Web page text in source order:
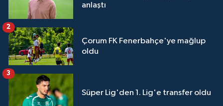
anlaştı
Çorum FK Fenerbahçe'ye mağlup
oldu
2
Süper Lig'den 1. Lig'e transfer oldu
3